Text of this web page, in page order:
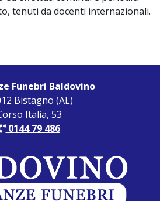
tenuti da docenti internazionali.
Funebri Baldovino
Bistagno (AL)
Italia, 53
0144 79 486